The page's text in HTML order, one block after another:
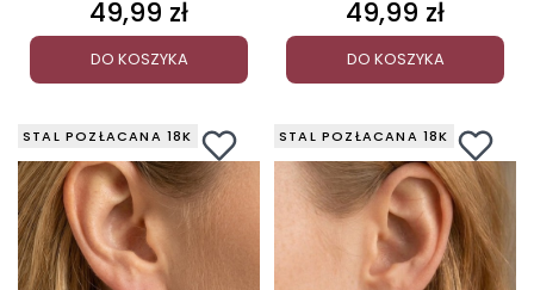
Cena
49,99 zł
DO KOSZYKA
Cena
49,99 zł
DO KOSZYKA
STAL POZŁACANA 18K STAL POZŁACANA 18K